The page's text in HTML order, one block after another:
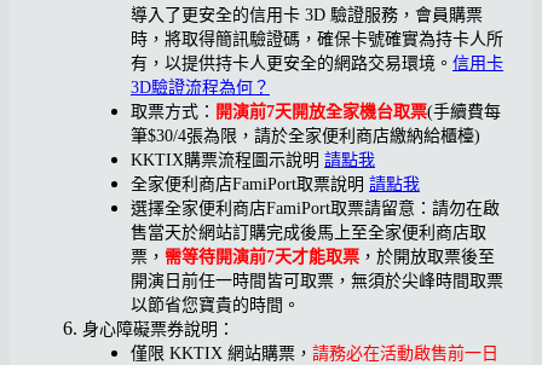
導入了更安全的信用卡 3D 驗證服務，會員購票
時，將取得簡訊驗證碼，確保卡號確實為持卡人所
有，以提供持卡人更安全的網路交易環境。 信用卡
3D驗證流程為何？
取票方式： 開演前7天開放全家機台取票(手續費每
筆$30/4張為限，請於全家便利商店繳納給櫃檯)
KKTIX購票流程圖示說明 請點我
全家便利商店FamiPort取票說明 請點我
選擇全家便利商店FamiPort取票請留意：請勿在啟
售當天於網站訂購完成後馬上至全家便利商店取
票， 需等待開演前7天才能取票 ，於開放取票後至
開演日前任一時間皆可取票，無須於尖峰時間取票
以節省您寶貴的時間。
身心障礙票券說明：
僅限 KKTIX 網站購票， 請務必在活動啟售前一日